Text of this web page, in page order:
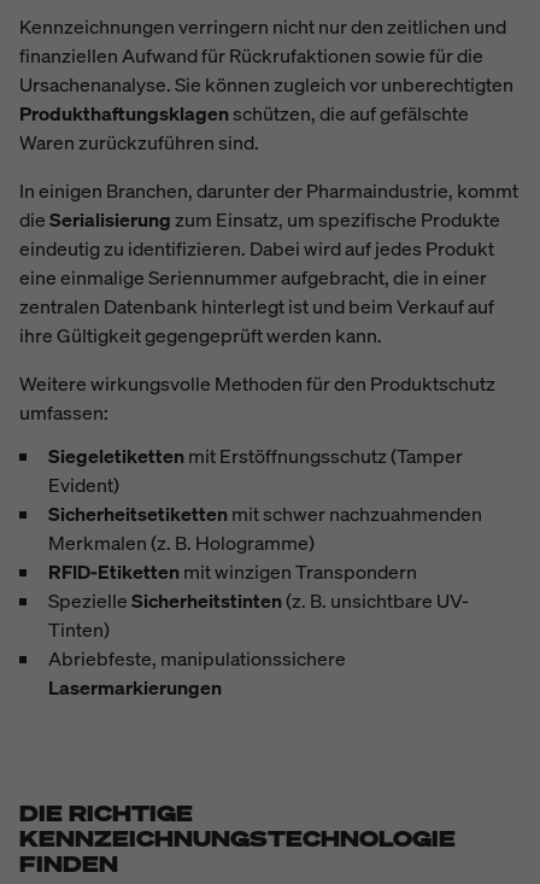
Kennzeichnungen verringern nicht nur den zeitlichen und
finanziellen Aufwand für Rückrufaktionen sowie für die
Ursachenanalyse. Sie können zugleich vor unberechtigten
Produkthaftungsklagenschützen,die auf gefälschte
Waren zurückzuführen sind.
In einigen Branchen, darunter der Pharmaindustrie, kommt
dieSerialisierungzum Einsatz, um spezifische Produkte
eindeutig zu identifizieren. Dabei wird auf jedes Produkt
eine einmalige Seriennummer aufgebracht, die in einer
zentralen Datenbank hinterlegt ist und beim Verkauf auf
ihre Gültigkeit gegengeprüft werden kann.
Weitere wirkungsvolle Methoden für den Produktschutz
umfassen:
Siegeletikettenmit Erstöffnungsschutz (Tamper
Evident)
Sicherheitsetikettenmit schwer nachzuahmenden
Merkmalen (z. B. Hologramme)
RFID-Etikettenmit winzigen Transpondern
SpezielleSicherheitstinten(z. B. unsichtbare UV-
Tinten)
Abriebfeste, manipulationssichere
Lasermarkierungen
DIE RICHTIGE
KENNZEICHNUNGSTECHNOLOGIE
FINDEN